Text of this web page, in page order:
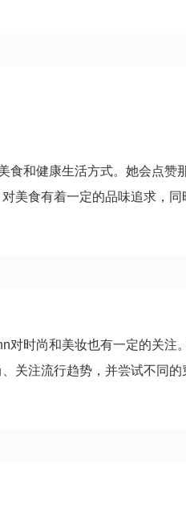
食和健康生活方式。她会点赞
美食有着一定的品味追求，同
对时尚和美妆也有一定的关
关注流行趋势，并尝试不同的